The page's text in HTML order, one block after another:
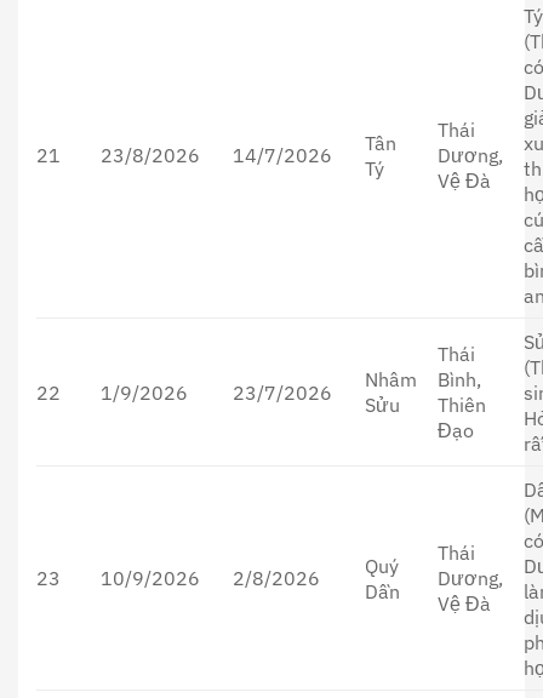
21 23/8/2026 14/7/2026
Tân
Tý
Thái
Dương,
Vệ Đà
Tý
22 1/9/2026 23/7/2026
Nhâm
Sửu
Thái
Bình,
Thiên
Đạo
23 10/9/2026 2/8/2026
Quý
Dần
Thái
Dương,
Vệ Đà